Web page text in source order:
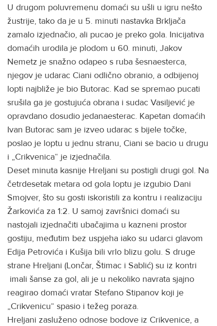
U drugom poluvremenu domaći su ušli u igru nešto
žustrije, tako da je u 5. minuti nastavka Brkljača
zamalo izjednačio, ali pucao je preko gola. Inicijativa
domaćih urodila je plodom u 60. minuti, Jakov
Nemetz je snažno odapeo s ruba šesnaesterca,
njegov je udarac Ciani odlično obranio, a odbijenoj
lopti najbliže je bio Butorac. Kad se spremao pucati
srušila ga je gostujuća obrana i sudac Vasiljević je
opravdano dosudio jedanaesterac. Kapetan domaćih
Ivan Butorac sam je izveo udarac s bijele točke,
poslao je loptu u jednu stranu, Ciani se bacio u drugu
i „Crikvenica“ je izjednačila.
Deset minuta kasnije Hreljani su postigli drugi gol. Na
četrdesetak metara od gola loptu je izgubio Dani
Smojver, što su gosti iskoristili za kontru i realizaciju
Žarkovića za 1:2. U samoj završnici domaći su
nastojali izjednačiti ubačajima u kazneni prostor
gostiju, međutim bez uspjeha iako su udarci glavom
Edija Petrovića i Kušija bili vrlo blizu golu. S druge
strane Hreljani (Lončar, Štimac i Sablić) su iz kontri
imali šanse za gol, ali je u nekoliko navrata sjajno
reagirao domaći vratar Stefano Stipanov koji je
„Crikvenicu“ spasio i težeg poraza.
Hreljani zasluženo odnose bodove iz Crikvenice, a